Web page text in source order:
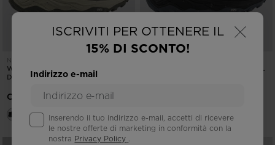
×
ISCRIVITI PER OTTENERE IL
15% DI SCONTO!
Indirizzo e-mail
Inserendo il tuo indirizzo e-mail, accetti di ricevere
le nostre offerte di marketing in conformità con la
nostra Privacy Policy .
NUOVA COLLEZIONE SS26
WOMEN'S ALTIRIDGE MID R-SHELL
DRY HIKING SHOES
CHF 200,00
WOMEN'S ALTIRIDGE MID R-SHELL